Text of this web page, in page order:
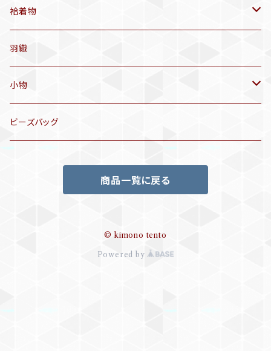
アンティーク仕立てかえ帯
名古屋帯
洒落袋帯
袋帯
袷着物
アンティーク着物
リサイクル着物
訪問着、付下げ、色無地
リサイクル色無地
羽織
小物
帯揚げ
ビーズバッグ
商品一覧に戻る
© kimono tento
Powered by